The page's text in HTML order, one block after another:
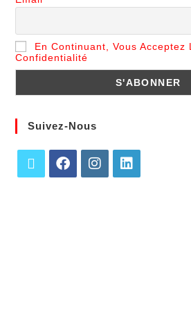
En Continuant, Vous Acceptez
Confidentialité
Suivez-Nous